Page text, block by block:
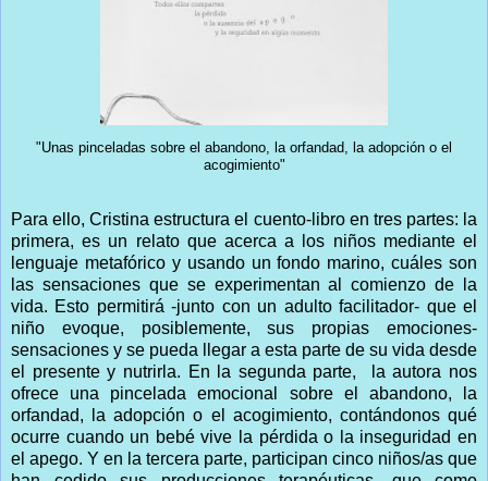
"Unas pinceladas sobre el abandono, la orfandad, la adopción o el
acogimiento"
Para ello, Cristina estructura el cuento-libro en tres partes: la
primera, es un relato que acerca a los niños mediante el
lenguaje metafórico y usando un fondo marino, cuáles son
las sensaciones que se experimentan al comienzo de la
vida. Esto permitirá -junto con un adulto facilitador- que el
niño evoque, posiblemente, sus propias emociones-
sensaciones y se pueda llegar a esta parte de su vida desde
el presente y nutrirla. En la segunda parte, la autora nos
ofrece una pincelada emocional sobre el abandono, la
orfandad, la adopción o el acogimiento, contándonos qué
ocurre cuando un bebé vive la pérdida o la inseguridad en
el apego. Y en la tercera parte, participan cinco niños/as que